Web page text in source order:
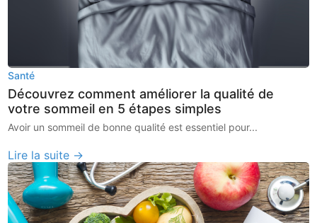
Santé
Découvrez comment améliorer la qualité de
votre sommeil en 5 étapes simples
Avoir un sommeil de bonne qualité est essentiel pour...
Lire la suite →